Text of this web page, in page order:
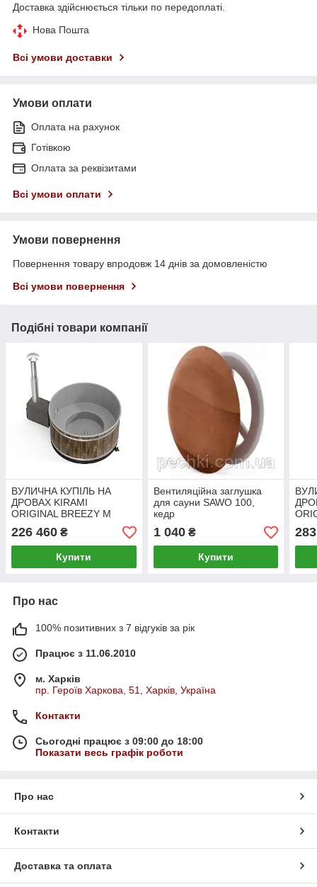
Доставка здійснюється тільки по передоплаті.
Нова Пошта
Всі умови доставки
Умови оплати
Оплата на рахунок
Готівкою
Оплата за реквізитами
Всі умови оплати
Умови повернення
Повернення товару впродовж 14 днів за домовленістю
Всі умови повернення
Подібні товари компанії
ВУЛИЧНА КУПІЛЬ НА
ДРОВАХ KIRAMI
ORIGINAL BREEZY M
ДЕРЕВО
226 460 ₴
Купити
Вентиляційна заглушка
для сауни SAWO 100,
кедр
1 040₴
Купити
Про нас
100% позитивних з 7 відгуків за рік
Працює з 11.06.2010
м. Харків
пр. Героїв Харкова, 51, Харків, Україна
Контакти
Сьогодні працює з 09:00 до 18:00
Показати весь графік роботи
Про нас
Контакти
Доставка та оплата